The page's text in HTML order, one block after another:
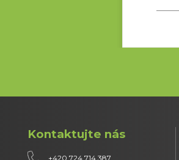
Kontaktujte nás
+420 724 714 387